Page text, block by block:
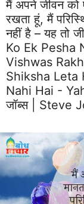
मैं अपने जीवन को
रखता हूं, मैं
नहीं है – यह तो
Ko Ek Pesha
Vishwas
Shiksha Leta
Nahi Hai -
जॉब्स | Steve